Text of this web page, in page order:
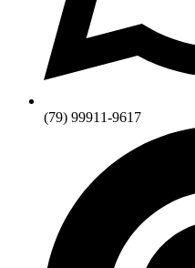
(79) 99911-9617